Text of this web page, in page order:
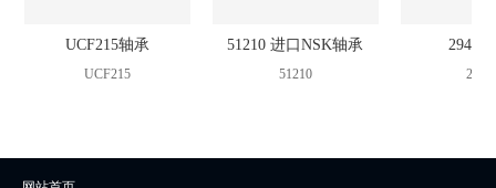
UCF215轴承
UCF215
51210 进口NSK轴承
51210
29420